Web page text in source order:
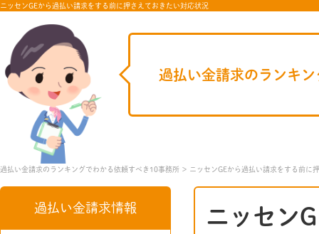
ニッセンGEから過払い請求をする前に押さえておきたい対応状況
過払い金請求のランキ
過払い金請求のランキングでわかる依頼すべき10事務所 ニッセンGEから過払い請求をする前に
ニッセン
過払い金請求情報